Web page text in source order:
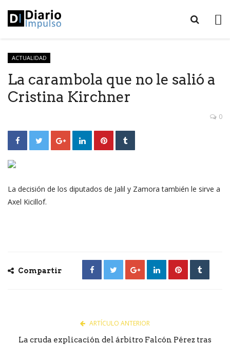
ACTUALIDAD
La carambola que no le salió a
Cristina Kirchner
0
La decisión de los diputados de Jalil y Zamora también le sirve a
Axel Kicillof.
Compartir
ARTÍCULO ANTERIOR
La cruda explicación del árbitro Falcón Pérez tras